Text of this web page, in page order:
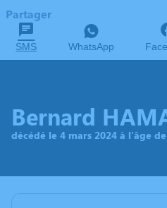
Partager
SMS WhatsApp
Bernard
décédé le 4 mars 2024 à l'âge